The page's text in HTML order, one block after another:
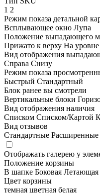
1 2
Режим показа детальной
Всплывающее окно Лупа
Положение выпадающего
Прижато к верху На
Вид отображения
Справа Снизу
Режим показа
Быстрый Стандартный
Блок ранее вы смотрели
Вертикальные блоки
Вид отображения наличия
Списком Списком/Картой
Вид отзывов
Стандартные Расширенные
Отображать галерею у
Положение корзины
В шапке Боковая Летающая
Цвет корзины
темная цветная белая